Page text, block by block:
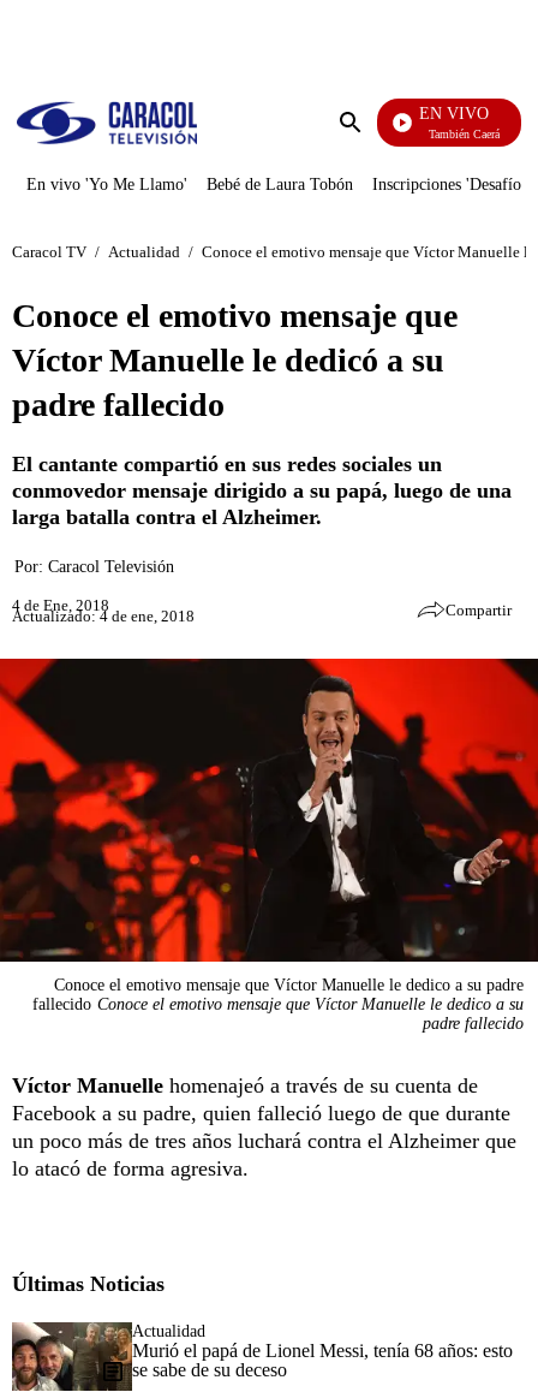
Enviar
EN VIVO
También Caerás
En vivo 'Yo Me Llamo' Bebé de Laura Tobón Inscripciones 'Desafío'
Caracol TV / Actualidad / Conoce el emotivo mensaje que Víctor Manuelle
Conoce el emotivo mensaje que
Víctor Manuelle le dedicó a su
padre fallecido
El cantante compartió en sus redes sociales un
conmovedor mensaje dirigido a su papá, luego de una
larga batalla contra el Alzheimer.
Por: Caracol Televisión
4 de Ene, 2018
Actualizado: 4 de ene, 2018 Compartir
Conoce el emotivo mensaje que Víctor Manuelle le dedico a su padre
fallecido Conoce el emotivo mensaje que Víctor Manuelle le dedico a su
padre fallecido
Víctor Manuelle homenajeó a través de su cuenta de
Facebook a su padre, quien falleció luego de que durante
un poco más de tres años luchará contra el Alzheimer que
lo atacó de forma agresiva.
Últimas Noticias
Actualidad
Murió el papá de Lionel Messi, tenía 68 años: esto
se sabe de su deceso